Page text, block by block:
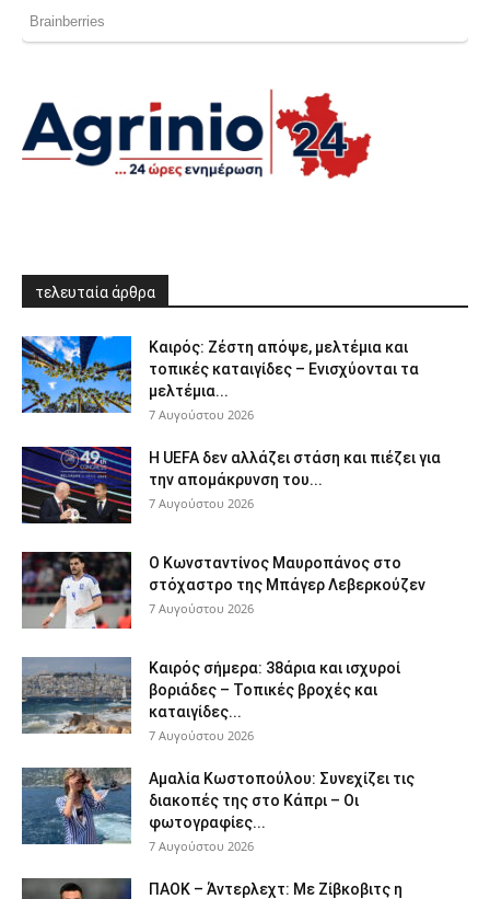
τελευταία άρθρα
Καιρός: Ζέστη απόψε, μελτέμια και
τοπικές καταιγίδες – Ενισχύονται τα
μελτέμια...
7 Αυγούστου 2026
Η UEFA δεν αλλάζει στάση και πιέζει για
την απομάκρυνση του...
7 Αυγούστου 2026
Ο Κωνσταντίνος Μαυροπάνος στο
στόχαστρο της Μπάγερ Λεβερκούζεν
7 Αυγούστου 2026
Καιρός σήμερα: 38άρια και ισχυροί
βοριάδες – Τοπικές βροχές και
καταιγίδες...
7 Αυγούστου 2026
Αμαλία Κωστοπούλου: Συνεχίζει τις
διακοπές της στο Κάπρι – Οι
φωτογραφίες...
7 Αυγούστου 2026
ΠΑΟΚ – Άντερλεχτ: Με Ζίβκοβιτς η